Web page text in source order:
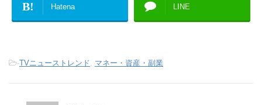
B! Hatena LINE
-TVニューストレンド, マネー・資産・副業